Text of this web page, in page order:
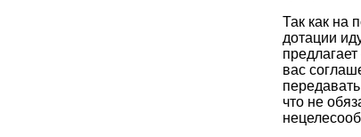
Так как на
дотации
вас
что не